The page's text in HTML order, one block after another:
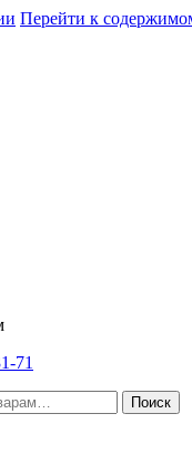
Перейти к
71
Поиск